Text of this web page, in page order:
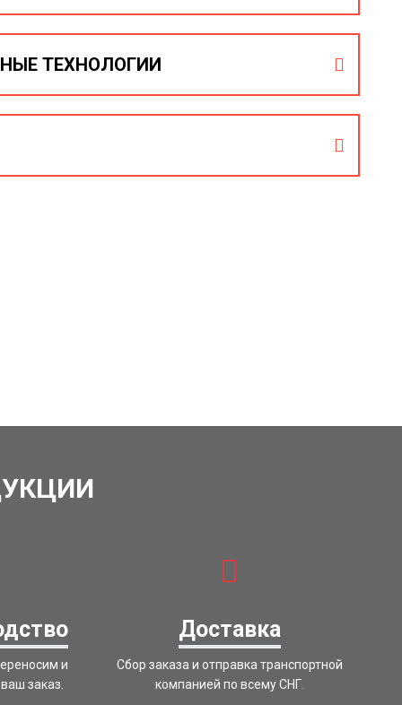
проверенных надежных поставщиков.
ТЕХНОЛОГИИ
и
заказ.
Доставка
Сбор заказа и отправка транспортной
компанией по всему СНГ.